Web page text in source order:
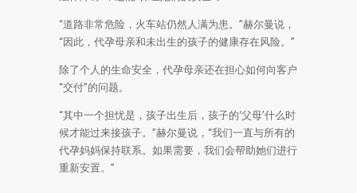
“道路非常危险，火车站仍然人满为患。”赫尔曼说，
“因此，代孕母亲和未出生的孩子的健康存在风险。”
除了个人的生命安全，代孕母亲还在担心如何向客户
“交付”的问题。
“其中一个担忧是，孩子出生后，孩子的‘父母’什么时
候才能过来接孩子。”赫尔曼说，“我们一直与所有的
代孕妈妈保持联系。如果需要，我们会帮助她们进行
重新安置。”